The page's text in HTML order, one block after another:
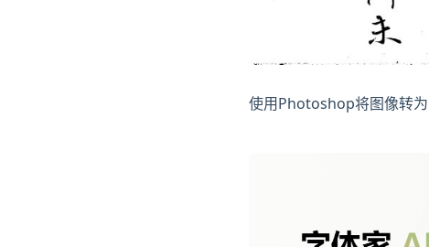
使用Photoshop将图像转为